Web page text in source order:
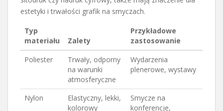
estetyki i trwałości grafik na smyczach.
Typ
materiału
Zalety
Przykładowe
zastosowanie
Poliester
Trwały, odporny
na warunki
atmosferyczne
Wydarzenia
plenerowe, wystawy
Nylon
Elastyczny, lekki,
kolorowy
Smycze na
konferencje,